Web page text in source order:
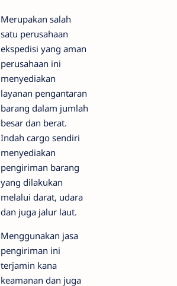
Merupakan salah
satu perusahaan
ekspedisi yang aman
perusahaan ini
menyediakan
layanan pengantaran
barang dalam jumlah
besar dan berat.
Indah cargo sendiri
menyediakan
pengiriman barang
yang dilakukan
melalui darat, udara
dan juga jalur laut.
Menggunakan jasa
pengiriman ini
terjamin kana
keamanan dan juga